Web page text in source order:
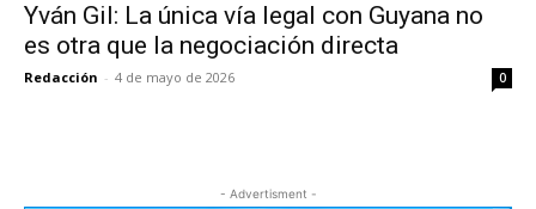
Yván Gil: La única vía legal con Guyana no
es otra que la negociación directa
Redacción - 4 de mayo de 2026 0
- Advertisment -